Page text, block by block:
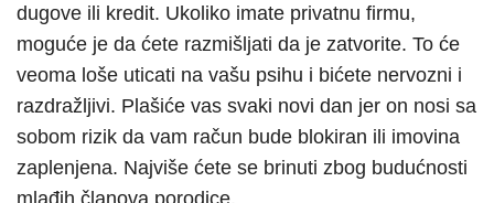
dugove ili kredit. Ukoliko imate privatnu firmu,
moguće je da ćete razmišljati da je zatvorite. To će
veoma loše uticati na vašu psihu i bićete nervozni i
razdražljivi. Plašiće vas svaki novi dan jer on nosi sa
sobom rizik da vam račun bude blokiran ili imovina
zaplenjena. Najviše ćete se brinuti zbog budućnosti
mlađih članova porodice.